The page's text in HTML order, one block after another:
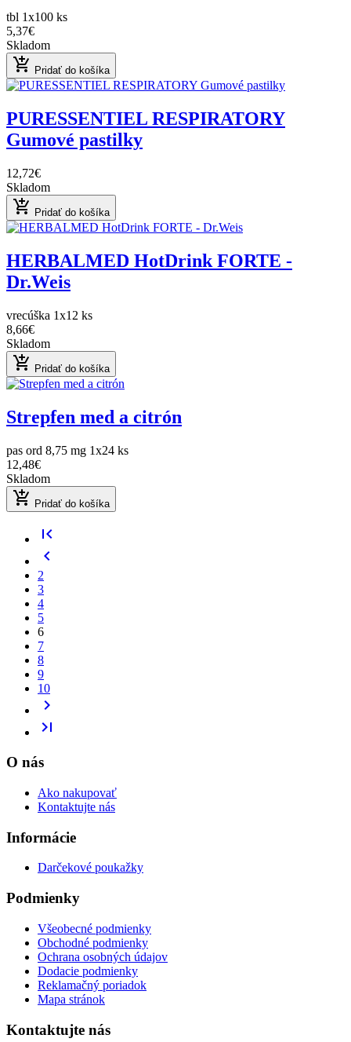
tbl 1x100 ks
5,37€
Skladom
add_shopping_cart Pridať do košíka
PURESSENTIEL RESPIRATORY
Gumové pastilky
12,72€
Skladom
add_shopping_cart Pridať do košíka
HERBALMED HotDrink FORTE -
Dr.Weis
vrecúška 1x12 ks
8,66€
Skladom
add_shopping_cart Pridať do košíka
Strepfen med a citrón
pas ord 8,75 mg 1x24 ks
12,48€
Skladom
add_shopping_cart Pridať do košíka
first_page
chevron_left
2
3
4
5
6
7
8
9
10
chevron_right
last_page
O nás
Ako nakupovať
Kontaktujte nás
Informácie
Darčekové poukažky
Podmienky
Všeobecné podmienky
Obchodné podmienky
Ochrana osobných údajov
Dodacie podmienky
Reklamačný poriadok
Mapa stránok
Kontaktujte nás